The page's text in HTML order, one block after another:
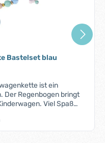
Bastelset blau
ist ein
Der Regenbogen bringt
Viel Spaß
alle abgebildeten
Regenbogen